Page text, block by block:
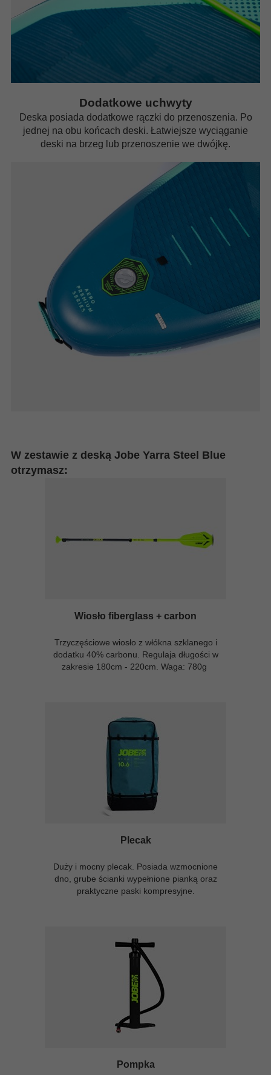
Dodatkowe uchwyty
Deska posiada dodatkowe rączki do przenoszenia. Po
jednej na obu końcach deski. Łatwiejsze wyciąganie
deski na brzeg lub przenoszenie we dwójkę.
W zestawie z deską Jobe Yarra Steel Blue
otrzymasz:
Wiosło fiberglass + carbon
Trzyczęściowe wiosło z włókna szklanego i
dodatku 40% carbonu. Regulaja długości w
zakresie 180cm - 220cm. Waga: 780g
Plecak
Duży i mocny plecak. Posiada wzmocnione
dno, grube ścianki wypełnione pianką oraz
praktyczne paski kompresyjne.
Pompka